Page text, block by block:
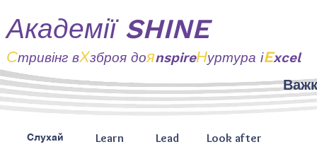
Академії SHINE
Стривінг вХзброя дояnspireНуртура іExcel
Слухай Learn Lead Look after